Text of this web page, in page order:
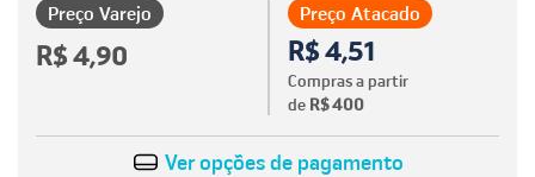
Preço Atacado
R$ 4,51
Compras a partir
de R$ 400
Preço Varejo
R$ 4,90
Ver opções de pagamento